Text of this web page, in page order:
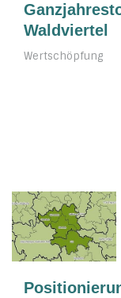
Waldviertel
Wertschöpfung